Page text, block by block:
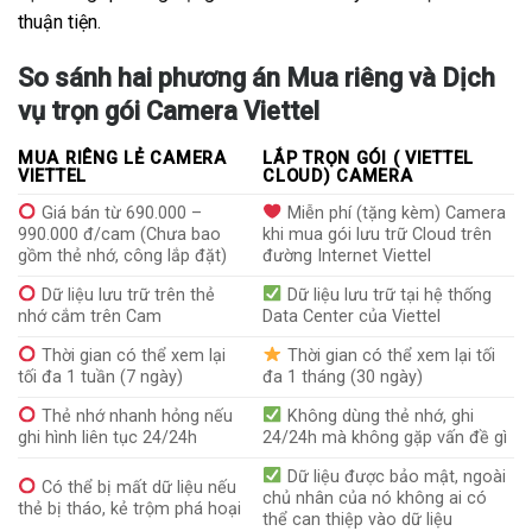
thuận tiện.
So sánh hai phương án Mua riêng và Dịch
vụ trọn gói Camera Viettel
MUA RIÊNG LẺ CAMERA
VIETTEL
LẮP TRỌN GÓI ( VIETTEL
CLOUD) CAMERA
Giá bán từ 690.000 –
990.000 đ/cam (Chưa bao
gồm thẻ nhớ, công lắp đặt)
Miễn phí (tặng kèm) Camera
khi mua gói lưu trữ Cloud trên
đường Internet Viettel
Dữ liệu lưu trữ trên thẻ
nhớ cắm trên Cam
Dữ liệu lưu trữ tại hệ thống
Data Center của Viettel
Thời gian có thể xem lại
tối đa 1 tuần (7 ngày)
Thời gian có thể xem lại tối
đa 1 tháng (30 ngày)
Thẻ nhớ nhanh hỏng nếu
ghi hình liên tục 24/24h
Không dùng thẻ nhớ, ghi
24/24h mà không gặp vấn đề gì
Có thể bị mất dữ liệu nếu
thẻ bị tháo, kẻ trộm phá hoại
Dữ liệu được bảo mật, ngoài
chủ nhân của nó không ai có
thể can thiệp vào dữ liệu